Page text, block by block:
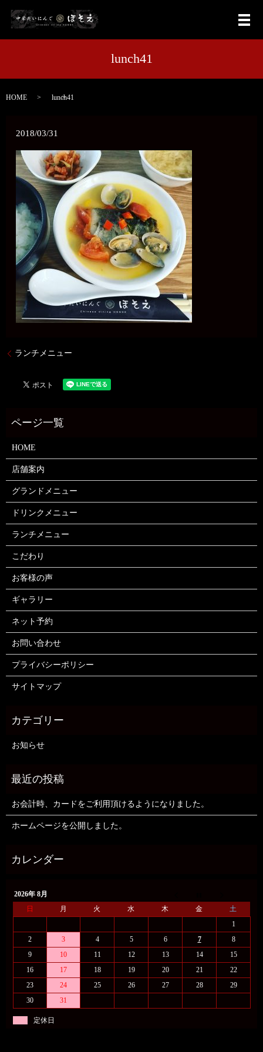
メ
lunch41
HOME lunch41
2018/03/31
ランチメニュー
HOME
店舗案内
グランドメニュー
ドリンクメニュー
ランチメニュー
こだわり
お客様の声
ギャラリー
ネット予約
お問い合わせ
プライバシーポリシー
サイトマップ
お知らせ
お会計時、カードをご利用頂けるようになりました。
ホームページを公開しました。
2026年 8月
日
月 火 水 木 金
土
1
2
3 4 5 6 7
8
9
10 11 12 13 14
15
16
17 18 19 20 21
22
23
24 25 26 27 28
29
30
31
定休日